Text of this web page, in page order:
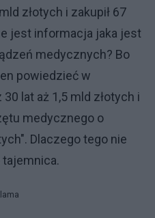
złotych i zakupił 67
jest informacja jaka jest
medycznych? Bo
powiedzieć w
lat aż 1,5 mld złotych i
medycznego o
Dlaczego tego nie
tajemnica.